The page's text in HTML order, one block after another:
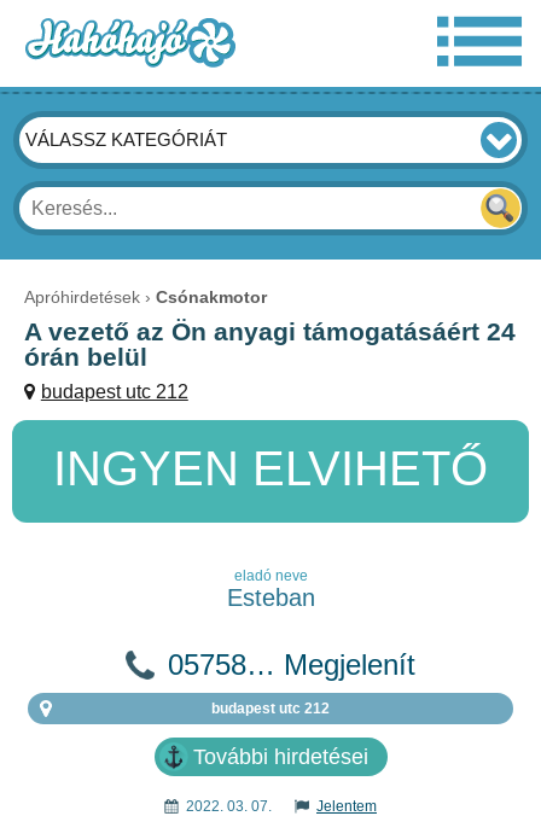
VÁLASSZ KATEGÓRIÁT
Apróhirdetések Csónakmotor
A vezető az Ön anyagi támogatásáért 24
órán belül
budapest utc 212
INGYEN ELVIHETŐ
eladó neve
Esteban
05758… Megjelenít
budapest utc 212
További hirdetései
2022. 03. 07. Jelentem